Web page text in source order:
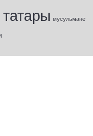
мусульмане